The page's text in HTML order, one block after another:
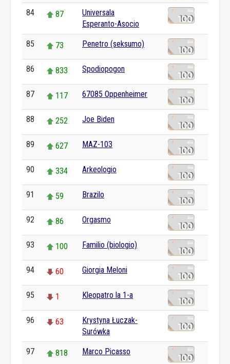
84 87
Universala
Esperanto-Asocio
85 73 Penetro (seksumo)
86 833 Spodiopogon
87 117 67085 Oppenheimer
88 252 Joe Biden
89 627 MAZ-103
90 334 Arkeologio
91 59 Brazilo
92 86 Orgasmo
93 100 Familio (biologio)
94 60 Giorgia Meloni
95 1 Kleopatro la 1-a
96 63
Krystyna Łuczak-
Surówka
97 818 Marco Picasso